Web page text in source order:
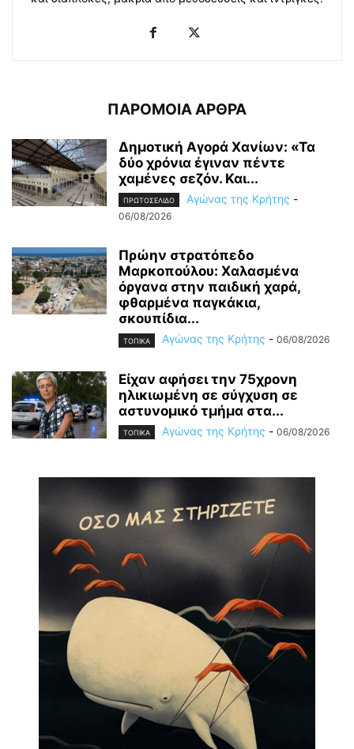
ΠΑΡΟΜΟΙΑ ΑΡΘΡΑ
Δημοτική Αγορά Χανίων: «Τα
δύο χρόνια έγιναν πέντε
χαμένες σεζόν. Και...
ΠΡΩΤΟΣΕΛΙΔΟ Αγώνας της Κρήτης -
06/08/2026
Πρώην στρατόπεδο
Μαρκοπούλου: Χαλασμένα
όργανα στην παιδική χαρά,
φθαρμένα παγκάκια,
σκουπίδια...
ΤΟΠΙΚΑ Αγώνας της Κρήτης - 06/08/2026
Είχαν αφήσει την 75χρονη
ηλικιωμένη σε σύγχυση σε
αστυνομικό τμήμα στα...
ΤΟΠΙΚΑ Αγώνας της Κρήτης - 06/08/2026